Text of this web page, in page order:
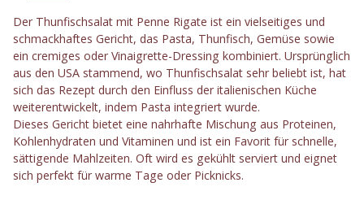
Der Thunfischsalat mit Penne Rigate ist ein vielseitiges und
schmackhaftes Gericht, das Pasta, Thunfisch, Gemüse sowie
ein cremiges oder Vinaigrette-Dressing kombiniert. Ursprünglich
aus den USA stammend, wo Thunfischsalat sehr beliebt ist, hat
sich das Rezept durch den Einfluss der italienischen Küche
weiterentwickelt, indem Pasta integriert wurde.
Dieses Gericht bietet eine nahrhafte Mischung aus Proteinen,
Kohlenhydraten und Vitaminen und ist ein Favorit für schnelle,
sättigende Mahlzeiten. Oft wird es gekühlt serviert und eignet
sich perfekt für warme Tage oder Picknicks.